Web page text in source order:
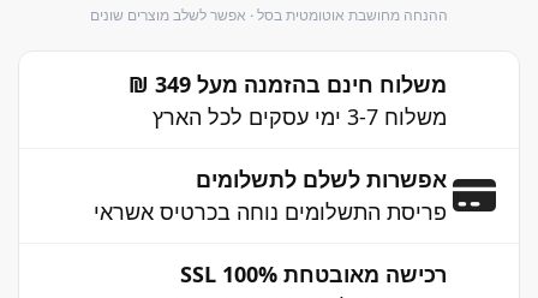
ההנחה מחושבת אוטומטית בסל · אפשר לשלב מוצרים שונים
משלוח חינם בהזמנה מעל 349 ₪
משלוח 3-7 ימי עסקים לכל הארץ
אפשרות לשלם לתשלומים
פריסת התשלומים נוחה בכרטיס אשראי
רכישה מאובטחת 100% SSL